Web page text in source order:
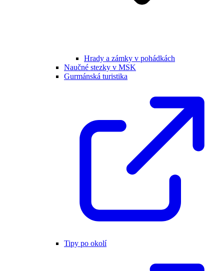
Hrady a zámky v pohádkách
Naučné stezky v MSK
Gurmánská turistika
Tipy po okolí